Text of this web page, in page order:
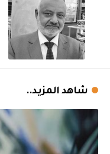
شاهد المزيد..